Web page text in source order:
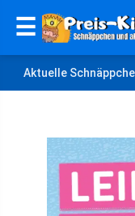
☰
Aktuelle